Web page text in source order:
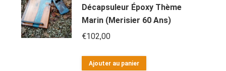
Décapsuleur Époxy Thème
Marin (Merisier 60 Ans)
€102,00
Ajouter au panier